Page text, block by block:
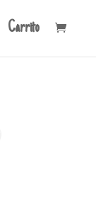
Carrito